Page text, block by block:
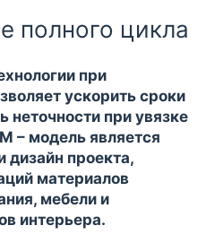
полного цикла
при
ускорить сроки
неточности при увязке
– модель является
дизайн проекта,
материалов
мебели и
интерьера.